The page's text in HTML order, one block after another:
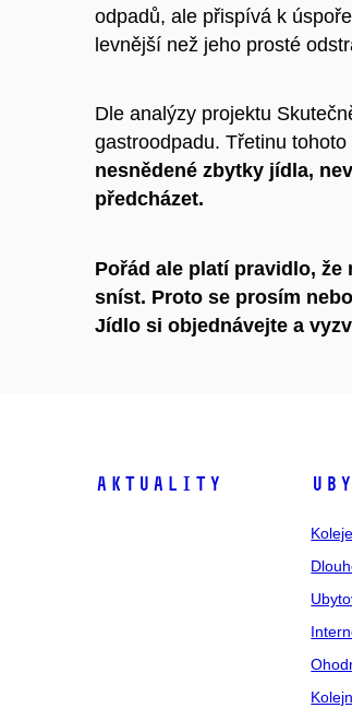
odpadů, ale přispívá k
levnější než jeho prosté
Dle analýzy projektu
gastroodpadu. Třetinu
nesnědené zbytky jídla,
předcházet.
Pořád ale platí pravidlo,
sníst. Proto se prosím
Jídlo si objednávejte a
Aktuality